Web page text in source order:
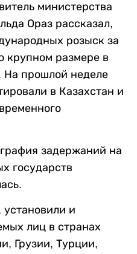
министерства
Ораз рассказал,
розыск за
крупном размере в
На прошлой неделе
в Казахстан и
задержаний на
государств
установили и
лиц в странах
Грузии, Турции,